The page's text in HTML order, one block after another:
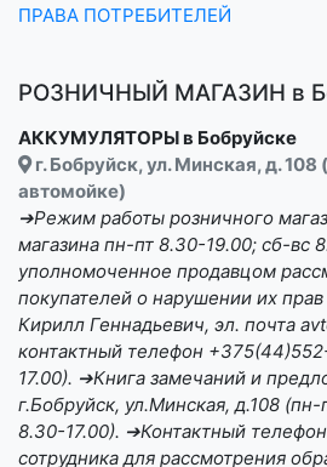
ПРАВА ПОТРЕБИТЕЛЕЙ
РОЗНИЧНЫЙ МАГАЗИН в
АККУМУЛЯТОРЫ в Бобруйске
г. Бобруйск, ул. Минская, д. 108
автомойке)
➔Режим работы розничного
магазина пн-пт 8.30-19.00; сб-вс
уполномоченное продавцом
покупателей о нарушении их
Кирилл Геннадьевич, эл. почта
контактный телефон
17.00). ➔Книга замечаний и
г.Бобруйск, ул.Минская, д.108
8.30-17.00). ➔Контактный
сотрудника для рассмотрения